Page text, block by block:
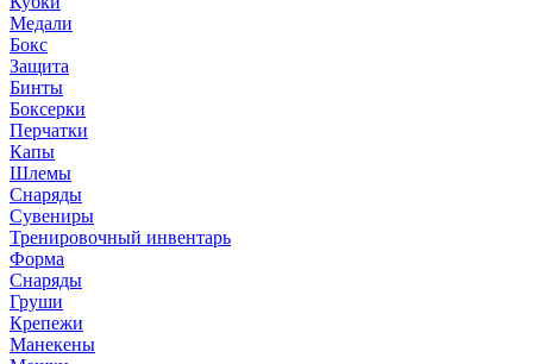
Медали
Бокс
Защита
Бинты
Боксерки
Перчатки
Капы
Шлемы
Снаряды
Сувениры
Тренировочный инвентарь
Форма
Снаряды
Груши
Крепежи
Манекены